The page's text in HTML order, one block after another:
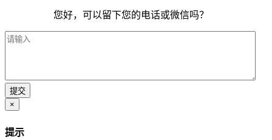
您好，可以留下您的电话或微信吗？
×
提示